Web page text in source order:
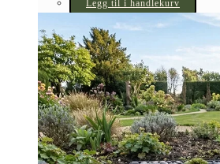
Legg til i handlekurv